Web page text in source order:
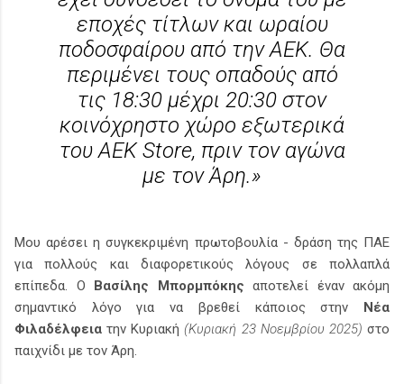
εποχές τίτλων και ωραίου
ποδοσφαίρου από την ΑΕΚ. Θα
περιμένει τους οπαδούς από
τις 18:30 μέχρι 20:30 στον
κοινόχρηστο χώρο εξωτερικά
του AEK Store, πριν τον αγώνα
με τον Άρη.»
Μου αρέσει η συγκεκριμένη πρωτοβουλία - δράση της ΠΑΕ
για πολλούς και διαφορετικούς λόγους σε πολλαπλά
επίπεδα. Ο Βασίλης Μπορμπόκης αποτελεί έναν ακόμη
σημαντικό λόγο για να βρεθεί κάποιος στην Νέα
Φιλαδέλφεια την Κυριακή(Κυριακή 23 Νοεμβρίου 2025) στο
παιχνίδι με τον Άρη.